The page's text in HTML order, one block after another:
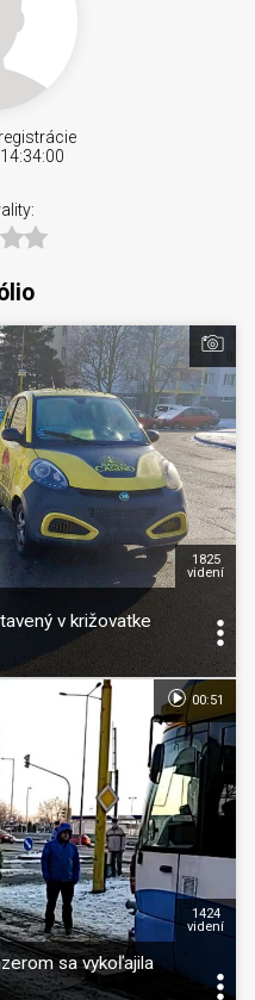
v križovatke
1825
videní
sa vykoľajila
1424
videní
00:51